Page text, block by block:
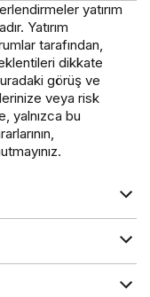
yatırım
Yatırım
tarafından,
dikkate
görüş ve
veya risk
yalnızca bu